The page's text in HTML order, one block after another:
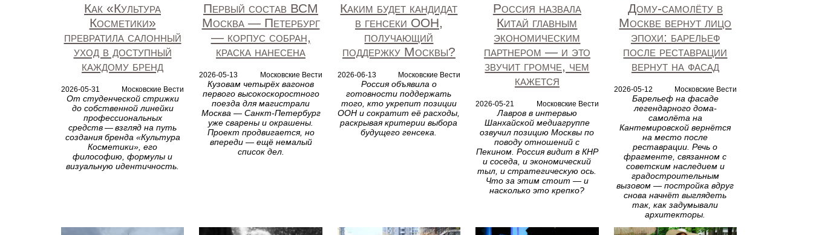
Как «Культура
Косметики»
превратила салонный
уход в доступный
каждому бренд
2026-05-31 Московские Вести
От студенческой стрижки
до собственной линейки
профессиональных
средств — взгляд на путь
создания бренда «Культура
Косметики», его
философию, формулы и
визуальную идентичность.
Первый состав ВСМ
Москва — Петербург
— корпус собран,
краска нанесена
2026-05-13 Московские Вести
Кузовам четырёх вагонов
первого высокоскоростного
поезда для магистрали
Москва — Санкт-Петербург
уже сварены и окрашены.
Проект продвигается, но
впереди — ещё немалый
список дел.
Каким будет кандидат
в генсеки ООН,
получающий
поддержку Москвы?
2026-06-13 Московские Вести
Россия объявила о
готовности поддержать
того, кто укрепит позиции
ООН и сократит её расходы,
раскрывая критерии выбора
будущего генсека.
Россия назвала
Китай главным
экономическим
партнером — и это
звучит громче, чем
кажется
2026-05-21 Московские Вести
Лавров в интервью
Шанхайской медиагруппе
озвучил позицию Москвы по
поводу отношений с
Пекином. Россия видит в КНР
и соседа, и экономический
тыл, и стратегическую ось.
Что за этим стоит — и
насколько это крепко?
Дому-самолёту в
Москве вернут лицо
эпохи: барельеф
после реставрации
вернут на фасад
2026-05-12 Московские Вести
Барельеф на фасаде
легендарного дома-
самолёта на
Кантемировской вернётся
на место после
реставрации. Речь о
фрагменте, связанном с
советским наследием и
градостроительным
вызовом — постройка вдруг
снова начнёт выглядеть
так, как задумывали
архитекторы.